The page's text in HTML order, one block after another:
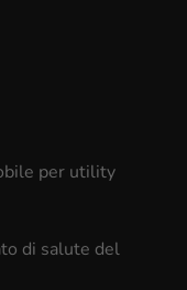
per utility
di salute del